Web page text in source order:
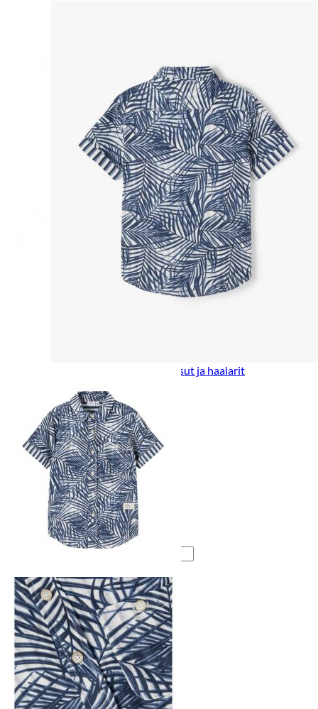
Lasten trikoopaidat
Lasten colleget ja hupparit
Lasten neuleet
Lasten mekot ja hameet
Mekot ja hameet
Lasten puvut,bleiserit,liivit
Liivit
Lasten housut
Lasten housut
Lasten trikoo-ja collegehousut
Lasten farkut
Lasten shortsit
Lasten juhlahousut
Yöasut ja kylpytakit
Lasten yöpaidat
Lasten pyjamat
Kylpytakit
Ulkoilupuvut, housut ja haalarit
Kirjaudu
Ostoskori on tyhjä.
Takaisin kauppaan
Etsi:
Ostoskori
Ostoskori on tyhjä.
Takaisin kauppaan